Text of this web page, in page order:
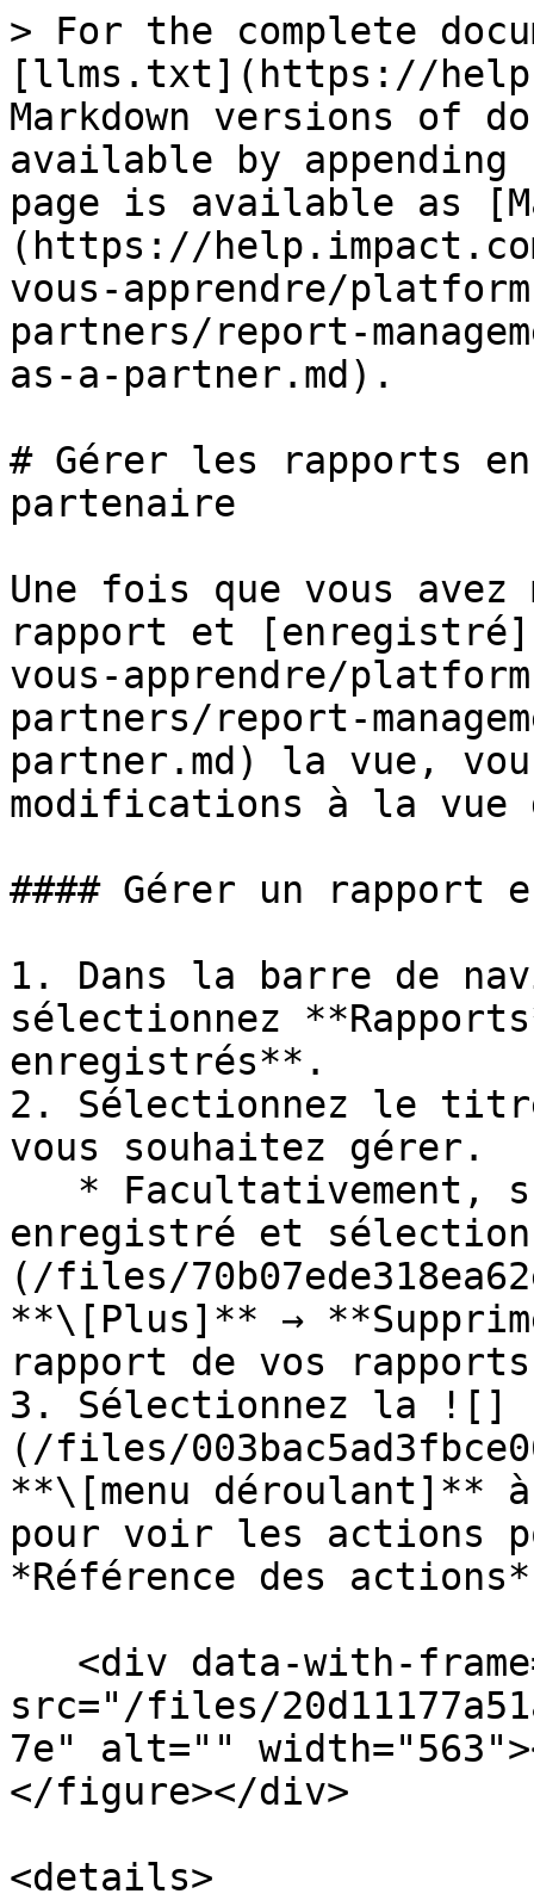
> For the complete
[llms.txt](https://
Markdown versions of
available by
page is available as
(https://
vous-apprendre/
partners/report-
as-a-partner.md).
# Gérer les rapports
partenaire
Une fois que vous
rapport et
vous-apprendre/
partners/report-
partner.md) la vue,
modifications à la vue
#### Gérer un rapport
1. Dans la barre de
sélectionnez
enregistrés**.
2. Sélectionnez le
vous souhaitez gérer.
enregistré et
(/files/
**\[Plus]** →
rapport de vos
3. Sélectionnez la ![]
(/files/
**\[menu déroulant]**
pour voir les actions
*Référence des
src="/files/
7e" alt=""
</figure></div>
<details>